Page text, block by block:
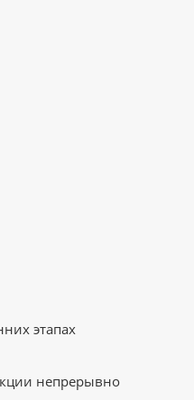
этапах
непрерывно